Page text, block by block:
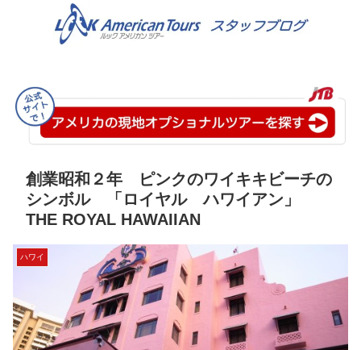
創業昭和２年 ピンクのワイキキビーチの
シンボル 「ロイヤル ハワイアン」
THE ROYAL HAWAIIAN
ハワイ